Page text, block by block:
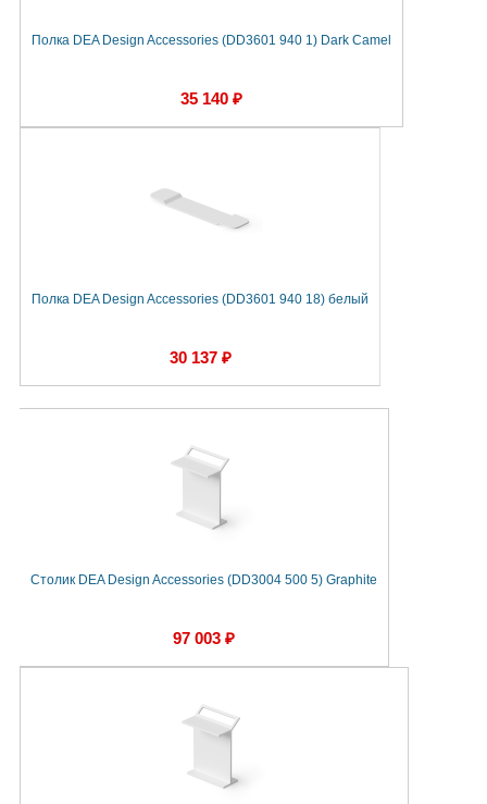
Полка DEA Design Accessories (DD3601 940 1) Dark Camel
35 140 ₽
Полка DEA Design Accessories (DD3601 940 18) белый
30 137 ₽
Столик DEA Design Accessories (DD3004 500 5) Graphite
97 003 ₽